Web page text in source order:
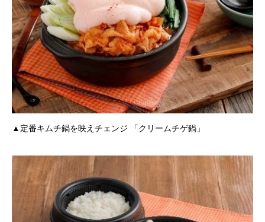
▲定番キムチ鍋を映えチェンジ 「クリームチゲ鍋」